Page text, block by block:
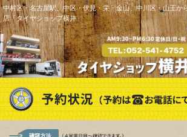
中村区・名古屋駅、中区・伏見・栄・金山、中川区・山王か
店「タイヤショップ横井」